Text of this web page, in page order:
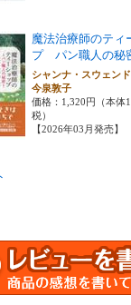
魔法治療師のティ
プ パン職人の秘
シャンナ・スウェン
今泉敦子
価格：1,320円（本体
税）
【2026年03月発売】